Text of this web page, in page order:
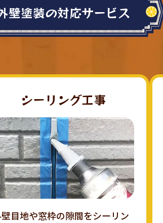
壁塗装の対応サービス
シーリング工事
目地や窓枠の隙間をシーリン